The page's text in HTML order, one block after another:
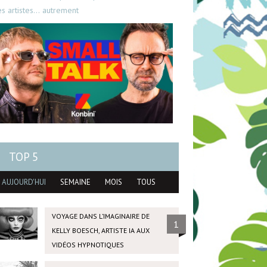
artistes… autrement
TOP 5
AUJOURD'HUI SEMAINE MOIS TOUS
VOYAGE DANS L’IMAGINAIRE DE
KELLY BOESCH, ARTISTE IA AUX
VIDÉOS HYPNOTIQUES
1